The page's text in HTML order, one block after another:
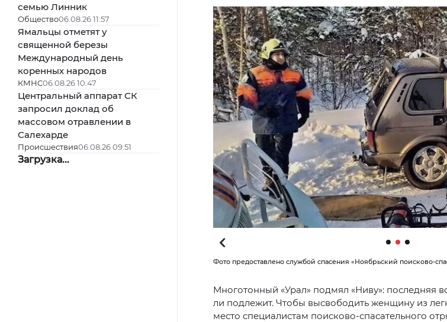
семью Линник
Общество06.08.26 11:57
Ямальцы отметят у
священной березы
Международный день
коренных народов
КМНС06.08.26 10:47
Центральный аппарат СК
запросил доклад об
массовом отравлении в
Салехарде
Происшествия06.08.26 09:51
Загрузка...
Фото предоставлено службой спасения «Ноябрьский поисково-
Многотонный «Урал» подмял «Ниву»: последняя
ли подлежит. Чтобы высвободить женщину из
место специалистам поисково-спасательного